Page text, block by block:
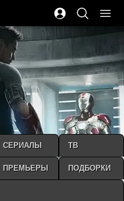
СЕРИАЛЫ ТВ
ПРЕМЬЕРЫ ПОДБОРКИ